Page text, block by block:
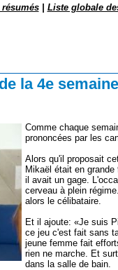
| Liste globale
la 4e
Comme chaque
prononcées par les
Alors qu'il proposait
Mikaël était en grande
il avait un gage.
cerveau à plein
alors le célibataire.
Et il ajoute: «Je suis
ce jeu c'est fait sans
jeune femme fait
rien ne marche. Et
dans la salle de bain.